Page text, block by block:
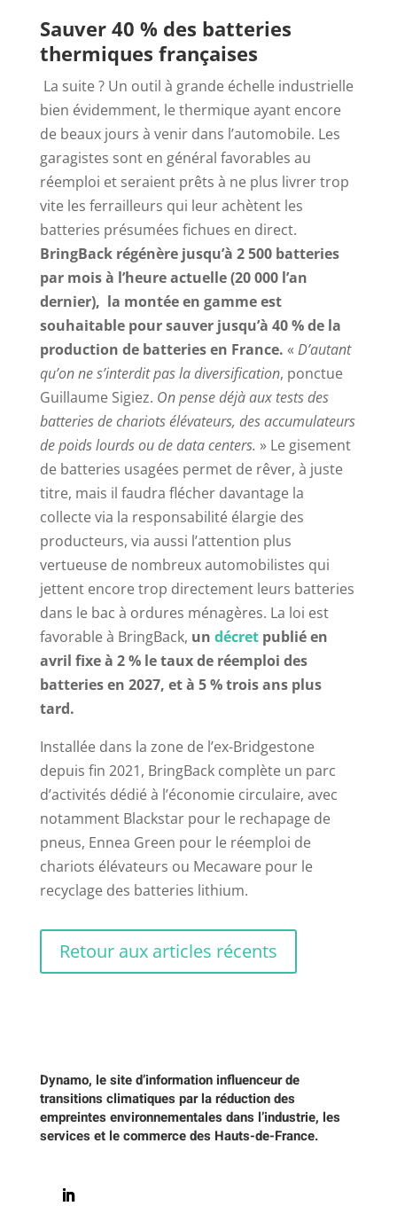
Sauver 40 % des batteries
thermiques françaises
La suite ? Un outil à grande échelle industrielle
bien évidemment, le thermique ayant encore
de beaux jours à venir dans l’automobile. Les
garagistes sont en général favorables au
réemploi et seraient prêts à ne plus livrer trop
vite les ferrailleurs qui leur achètent les
batteries présumées fichues en direct.
BringBack régénère jusqu’à 2 500 batteries
par mois à l’heure actuelle (20 000 l’an
dernier), la montée en gamme est
souhaitable pour sauver jusqu’à 40 % de la
production de batteries en France. « D’autant
qu’on ne s’interdit pas la diversification, ponctue
Guillaume Sigiez. On pense déjà aux tests des
batteries de chariots élévateurs, des accumulateurs
de poids lourds ou de data centers. » Le gisement
de batteries usagées permet de rêver, à juste
titre, mais il faudra flécher davantage la
collecte via la responsabilité élargie des
producteurs, via aussi l’attention plus
vertueuse de nombreux automobilistes qui
jettent encore trop directement leurs batteries
dans le bac à ordures ménagères. La loi est
favorable à BringBack, un décretpublié en
avril fixe à 2 % le taux de réemploi des
batteries en 2027, et à 5 % trois ans plus
tard.
Installée dans la zone de l’ex-Bridgestone
depuis fin 2021, BringBack complète un parc
d’activités dédié à l’économie circulaire, avec
notamment Blackstar pour le rechapage de
pneus, Ennea Green pour le réemploi de
chariots élévateurs ou Mecaware pour le
recyclage des batteries lithium.
Retour aux articles récents
Dynamo, le site d’information influenceur de
transitions climatiques par la réduction des
empreintes environnementales dans l’industrie, les
services et le commerce des Hauts-de-France.